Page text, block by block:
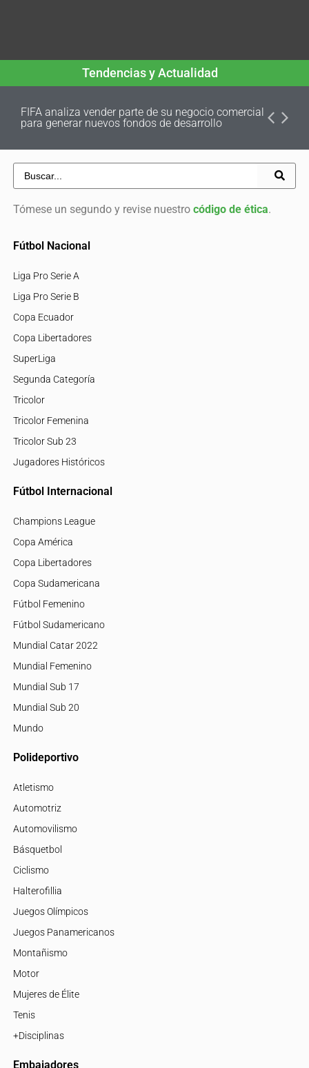
Tendencias y Actualidad
FIFA analiza vender parte de su negocio comercial
para generar nuevos fondos de desarrollo
Tómese un segundo y revise nuestro código de ética.
Fútbol Nacional
Liga Pro Serie A
Liga Pro Serie B
Copa Ecuador
Copa Libertadores
SuperLiga
Segunda Categoría
Tricolor
Tricolor Femenina
Tricolor Sub 23
Jugadores Históricos
Fútbol Internacional
Champions League
Copa América
Copa Libertadores
Copa Sudamericana
Fútbol Femenino
Fútbol Sudamericano
Mundial Catar 2022
Mundial Femenino
Mundial Sub 17
Mundial Sub 20
Mundo
Polideportivo
Atletismo
Automotriz
Automovilismo
Básquetbol
Ciclismo
Halterofillia
Juegos Olímpicos
Juegos Panamericanos
Montañismo
Motor
Mujeres de Élite
Tenis
+Disciplinas
Embajadores